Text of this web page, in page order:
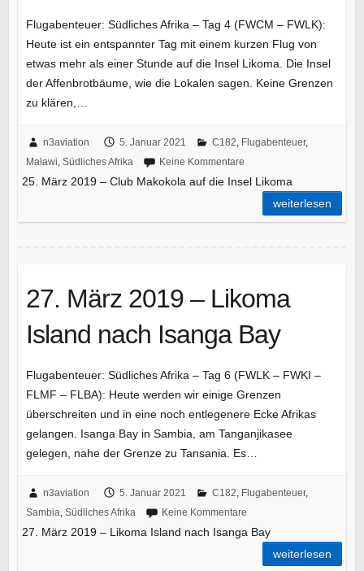
Flugabenteuer: Südliches Afrika – Tag 4 (FWCM – FWLK):
Heute ist ein entspannter Tag mit einem kurzen Flug von
etwas mehr als einer Stunde auf die Insel Likoma. Die Insel
der Affenbrotbäume, wie die Lokalen sagen. Keine Grenzen
zu klären,…
n3aviation 5. Januar 2021 C182, Flugabenteuer,
Malawi, Südliches Afrika Keine Kommentare
25. März 2019 – Club Makokola auf die Insel Likoma
weiterlesen
27. März 2019 – Likoma
Island nach Isanga Bay
Flugabenteuer: Südliches Afrika – Tag 6 (FWLK – FWKI –
FLMF – FLBA): Heute werden wir einige Grenzen
überschreiten und in eine noch entlegenere Ecke Afrikas
gelangen. Isanga Bay in Sambia, am Tanganjikasee
gelegen, nahe der Grenze zu Tansania. Es…
n3aviation 5. Januar 2021 C182, Flugabenteuer,
Sambia, Südliches Afrika Keine Kommentare
27. März 2019 – Likoma Island nach Isanga Bay
weiterlesen